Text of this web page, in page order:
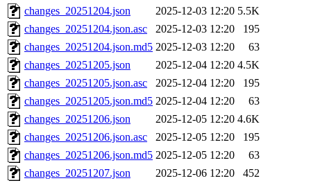
changes_20251204.json
2025-12-03 12:20 5.5K
changes_20251204.json.asc
2025-12-03 12:20
195
changes_20251204.json.md5 2025-12-03 12:20
63
changes_20251205.json
2025-12-04 12:20 4.5K
changes_20251205.json.asc
2025-12-04 12:20
195
changes_20251205.json.md5 2025-12-04 12:20
63
changes_20251206.json
2025-12-05 12:20 4.6K
changes_20251206.json.asc
2025-12-05 12:20
195
changes_20251206.json.md5 2025-12-05 12:20
63
changes_20251207.json
2025-12-06 12:20
452